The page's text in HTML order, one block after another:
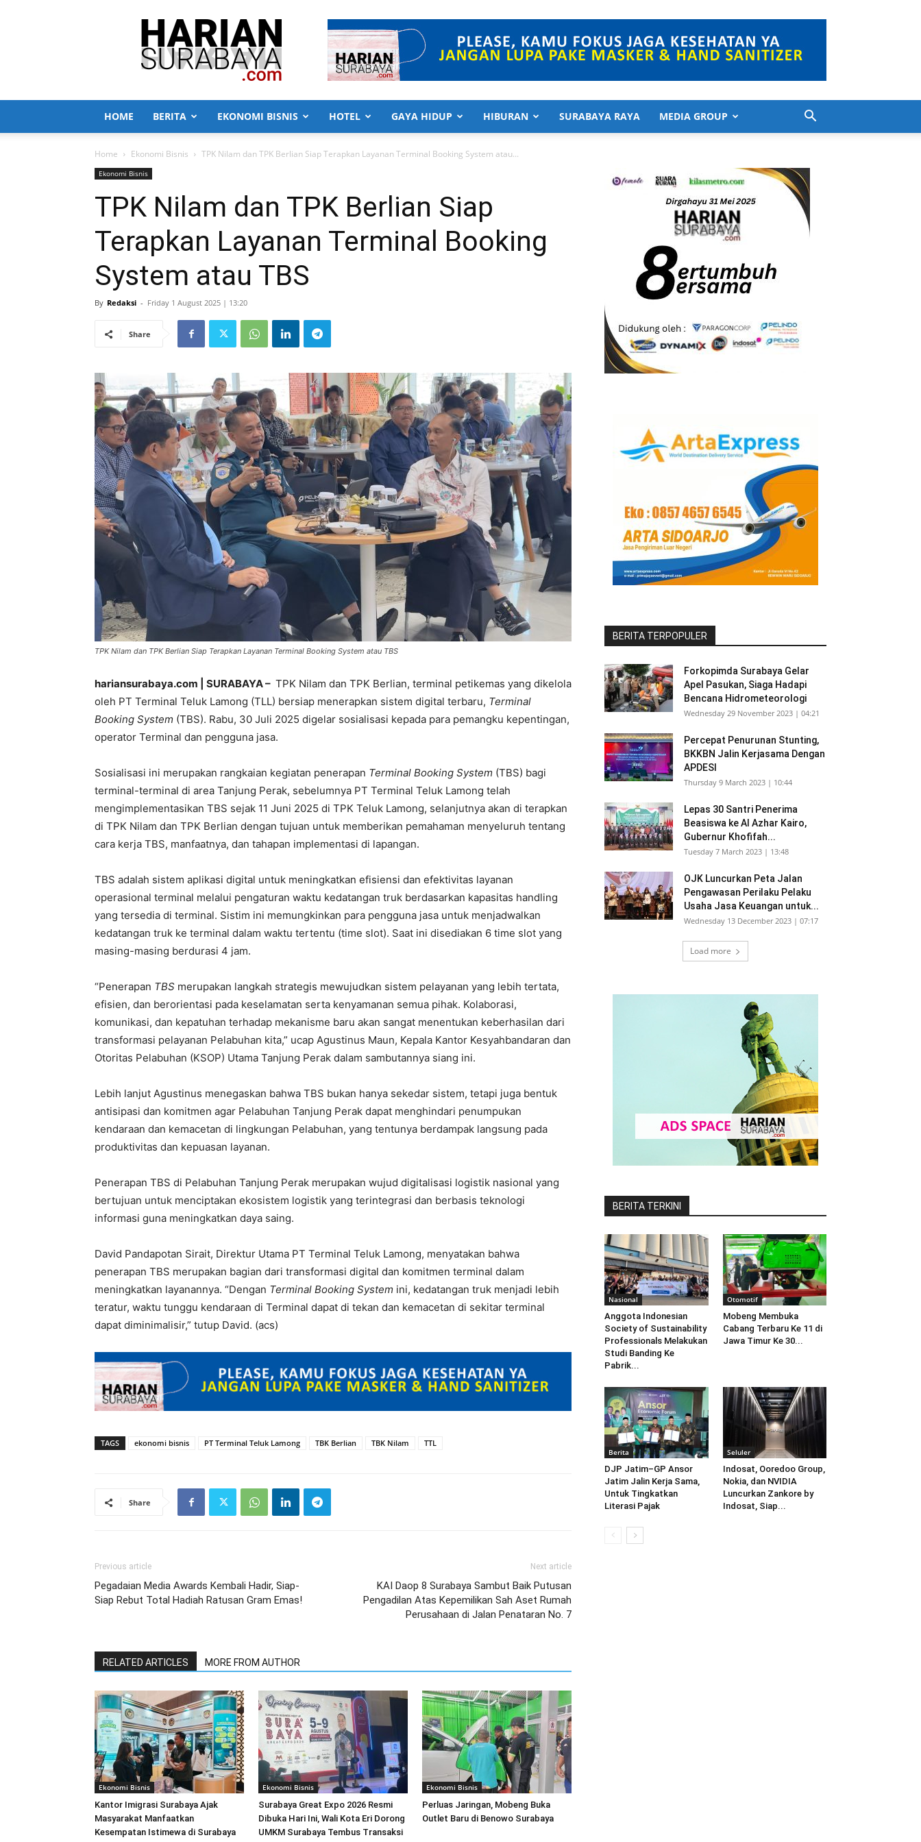
Harian
Surabaya
HOME BERITA EKONOMI BISNIS HOTEL GAYA HIDUP HIBURAN SURABAYA RAYA MEDIA GROUP
Home Ekonomi Bisnis TPK Nilam dan TPK Berlian Siap Terapkan Layanan Terminal Booking System atau...
Ekonomi Bisnis
TPK Nilam dan TPK Berlian Siap
Terapkan Layanan Terminal Booking
System atau TBS
By Redaksi - Friday 1 August 2025 | 13:20
Share
TPK Nilam dan TPK Berlian Siap Terapkan Layanan Terminal Booking System atau TBS
hariansurabaya.com | SURABAYA – TPK Nilam dan TPK Berlian, terminal petikemas yang dikelola
oleh PT Terminal Teluk Lamong (TLL) bersiap menerapkan sistem digital terbaru, Terminal
Booking System (TBS). Rabu, 30 Juli 2025 digelar sosialisasi kepada para pemangku kepentingan,
operator Terminal dan pengguna jasa.
Sosialisasi ini merupakan rangkaian kegiatan penerapan Terminal Booking System (TBS) bagi
terminal-terminal di area Tanjung Perak, sebelumnya PT Terminal Teluk Lamong telah
mengimplementasikan TBS sejak 11 Juni 2025 di TPK Teluk Lamong, selanjutnya akan di terapkan
di TPK Nilam dan TPK Berlian dengan tujuan untuk memberikan pemahaman menyeluruh tentang
cara kerja TBS, manfaatnya, dan tahapan implementasi di lapangan.
TBS adalah sistem aplikasi digital untuk meningkatkan efisiensi dan efektivitas layanan
operasional terminal melalui pengaturan waktu kedatangan truk berdasarkan kapasitas handling
yang tersedia di terminal. Sistim ini memungkinkan para pengguna jasa untuk menjadwalkan
kedatangan truk ke terminal dalam waktu tertentu (time slot). Saat ini disediakan 6 time slot yang
masing-masing berdurasi 4 jam.
“Penerapan TBS merupakan langkah strategis mewujudkan sistem pelayanan yang lebih tertata,
efisien, dan berorientasi pada keselamatan serta kenyamanan semua pihak. Kolaborasi,
komunikasi, dan kepatuhan terhadap mekanisme baru akan sangat menentukan keberhasilan dari
transformasi pelayanan Pelabuhan kita,” ucap Agustinus Maun, Kepala Kantor Kesyahbandaran dan
Otoritas Pelabuhan (KSOP) Utama Tanjung Perak dalam sambutannya siang ini.
Lebih lanjut Agustinus menegaskan bahwa TBS bukan hanya sekedar sistem, tetapi juga bentuk
antisipasi dan komitmen agar Pelabuhan Tanjung Perak dapat menghindari penumpukan
kendaraan dan kemacetan di lingkungan Pelabuhan, yang tentunya berdampak langsung pada
produktivitas dan kepuasan layanan.
Penerapan TBS di Pelabuhan Tanjung Perak merupakan wujud digitalisasi logistik nasional yang
bertujuan untuk menciptakan ekosistem logistik yang terintegrasi dan berbasis teknologi
informasi guna meningkatkan daya saing.
David Pandapotan Sirait, Direktur Utama PT Terminal Teluk Lamong, menyatakan bahwa
penerapan TBS merupakan bagian dari transformasi digital dan komitmen terminal dalam
meningkatkan layanannya. “Dengan Terminal Booking System ini, kedatangan truk menjadi lebih
teratur, waktu tunggu kendaraan di Terminal dapat di tekan dan kemacetan di sekitar terminal
dapat diminimalisir,” tutup David. (acs)
TAGS ekonomi bisnis PT Terminal Teluk Lamong TBK Berlian TBK Nilam TTL
Share
Previous article
Pegadaian Media Awards Kembali Hadir, Siap-
Siap Rebut Total Hadiah Ratusan Gram Emas!
Next article
KAI Daop 8 Surabaya Sambut Baik Putusan
Pengadilan Atas Kepemilikan Sah Aset Rumah
Perusahaan di Jalan Penataran No. 7
RELATED ARTICLES MORE FROM AUTHOR
Ekonomi Bisnis
Kantor Imigrasi Surabaya Ajak
Masyarakat Manfaatkan
Kesempatan Istimewa di Surabaya
Ekonomi Bisnis
Surabaya Great Expo 2026 Resmi
Dibuka Hari Ini, Wali Kota Eri Dorong
UMKM Surabaya Tembus Transaksi
Ekonomi Bisnis
Perluas Jaringan, Mobeng Buka
Outlet Baru di Benowo Surabaya
BERITA TERPOPULER
Forkopimda Surabaya Gelar
Apel Pasukan, Siaga Hadapi
Bencana Hidrometeorologi
Wednesday 29 November 2023 | 04:21
Percepat Penurunan Stunting,
BKKBN Jalin Kerjasama Dengan
APDESI
Thursday 9 March 2023 | 10:44
Lepas 30 Santri Penerima
Beasiswa ke Al Azhar Kairo,
Gubernur Khofifah...
Tuesday 7 March 2023 | 13:48
OJK Luncurkan Peta Jalan
Pengawasan Perilaku Pelaku
Usaha Jasa Keuangan untuk...
Wednesday 13 December 2023 | 07:17
Load more
BERITA TERKINI
Nasional
Anggota Indonesian
Society of Sustainability
Professionals Melakukan
Studi Banding Ke
Pabrik...
Otomotif
Mobeng Membuka
Cabang Terbaru Ke 11 di
Jawa Timur Ke 30...
Berita
DJP Jatim–GP Ansor
Jatim Jalin Kerja Sama,
Untuk Tingkatkan
Literasi Pajak
Seluler
Indosat, Ooredoo Group,
Nokia, dan NVIDIA
Luncurkan Zankore by
Indosat, Siap...